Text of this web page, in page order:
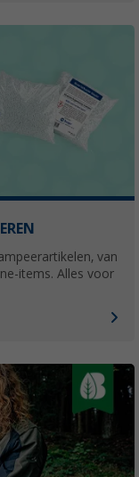
van
items. Alles voor